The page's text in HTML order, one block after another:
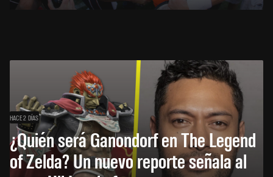
HACE 2 DÍAS
¿Quién será Ganondorf en The Legend
of Zelda? Un nuevo reporte señala al